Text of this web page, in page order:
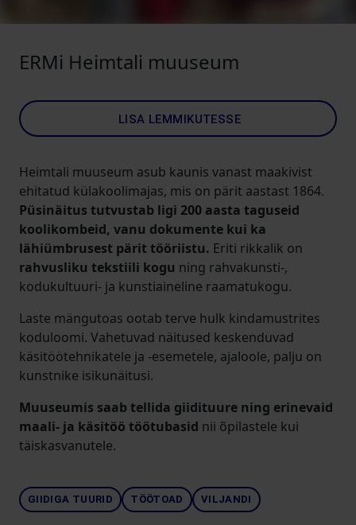
ERMi Heimtali muuseum
LISA LEMMIKUTESSE
Heimtali muuseum asub kaunis vanast maakivist
ehitatud külakoolimajas, mis on pärit aastast 1864.
Püsinäitus tutvustab ligi 200 aasta taguseid
koolikombeid, vanu dokumente kui ka
lähiümbrusest pärit tööriistu. Eriti rikkalik on
rahvusliku tekstiili kogu ning rahvakunsti-,
kodukultuuri- ja kunstiaineline raamatukogu.
Laste mängutoas ootab terve hulk kindamustrites
koduloomi. Vahetuvad näitused keskenduvad
käsitöötehnikatele ja -esemetele, ajaloole, palju on
kunstnike isikunäitusi.
Muuseumis saab tellida giidituure ning erinevaid
maali- ja käsitöö töötubasid nii õpilastele kui
täiskasvanutele.
GIIDIGA TUURID TÖÖTOAD VILJANDI